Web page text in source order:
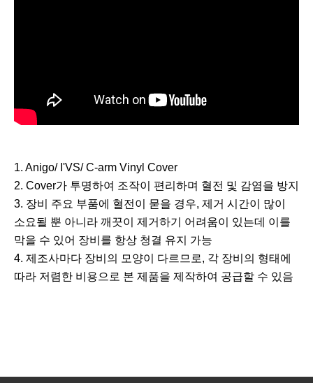
1. Anigo/ I'VS/ C-arm Vinyl Cover
2. Cover가 투명하여 조작이 편리하며 혈전 및 감염을 방지
3. 장비 주요 부품에 혈전이 묻을 경우, 제거 시간이 많이
소요될 뿐 아니라 깨끗이 제거하기 어려움이 있는데 이를
막을 수 있어 장비를 항상 청결 유지 가능
4. 제조사마다 장비의 모양이 다르므로, 각 장비의 형태에
따라 저렴한 비용으로 본 제품을 제작하여 공급할 수 있음